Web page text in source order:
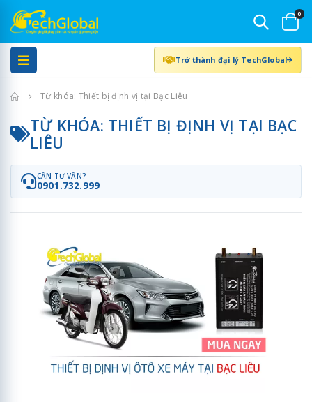
0
Trở thành đại lý TechGlobal
Trang chủTừ khóa: Thiết bị định vị tại Bạc Liêu
TỪ KHÓA: THIẾT BỊ ĐỊNH VỊ TẠI BẠC
LIÊU
CẦN TƯ VẤN?
0901.732.999